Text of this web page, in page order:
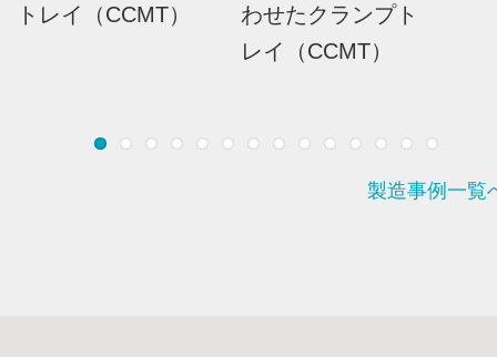
わせたクランプト
製造事例一覧